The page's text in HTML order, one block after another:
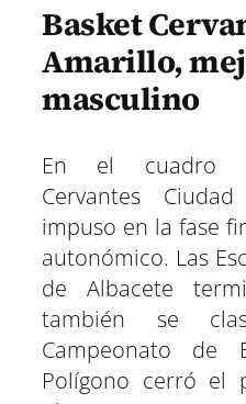
Basket
Amarillo,
masculino
En el cuadro
Cervantes
impuso en la fase
autonómico. Las
de Albacete
también se
Campeonato de
Polígono cerró el